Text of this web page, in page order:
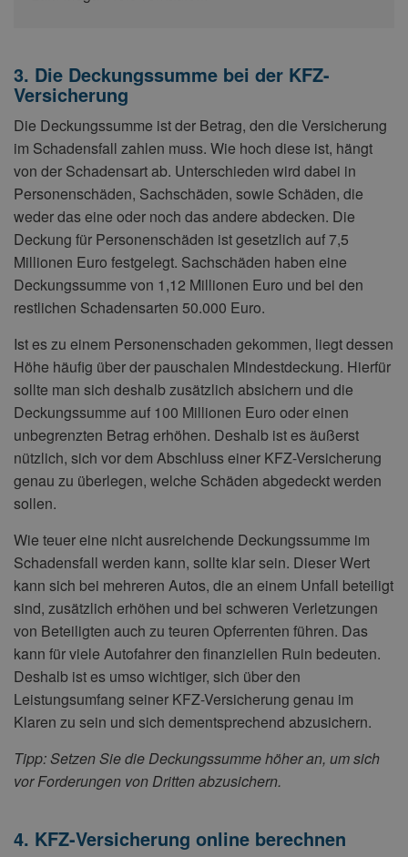
3. Die Deckungssumme bei der KFZ-
Versicherung
Die Deckungssumme ist der Betrag, den die Versicherung
im Schadensfall zahlen muss. Wie hoch diese ist, hängt
von der Schadensart ab. Unterschieden wird dabei in
Personenschäden, Sachschäden, sowie Schäden, die
weder das eine oder noch das andere abdecken. Die
Deckung für Personenschäden ist gesetzlich auf 7,5
Millionen Euro festgelegt. Sachschäden haben eine
Deckungssumme von 1,12 Millionen Euro und bei den
restlichen Schadensarten 50.000 Euro.
Ist es zu einem Personenschaden gekommen, liegt dessen
Höhe häufig über der pauschalen Mindestdeckung. Hierfür
sollte man sich deshalb zusätzlich absichern und die
Deckungssumme auf 100 Millionen Euro oder einen
unbegrenzten Betrag erhöhen. Deshalb ist es äußerst
nützlich, sich vor dem Abschluss einer KFZ-Versicherung
genau zu überlegen, welche Schäden abgedeckt werden
sollen.
Wie teuer eine nicht ausreichende Deckungssumme im
Schadensfall werden kann, sollte klar sein. Dieser Wert
kann sich bei mehreren Autos, die an einem Unfall beteiligt
sind, zusätzlich erhöhen und bei schweren Verletzungen
von Beteiligten auch zu teuren Opferrenten führen. Das
kann für viele Autofahrer den finanziellen Ruin bedeuten.
Deshalb ist es umso wichtiger, sich über den
Leistungsumfang seiner KFZ-Versicherung genau im
Klaren zu sein und sich dementsprechend abzusichern.
Tipp: Setzen Sie die Deckungssumme höher an, um sich
vor Forderungen von Dritten abzusichern.
4. KFZ-Versicherung online berechnen